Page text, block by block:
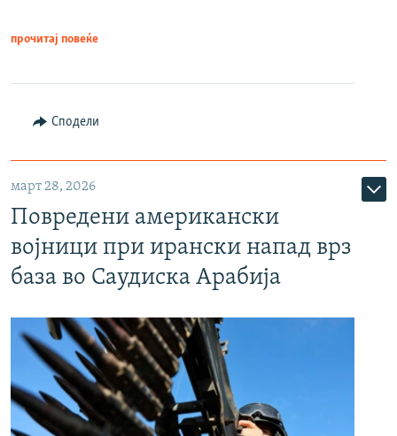
прочитај повеќе
Сподели
март 28, 2026
Повредени американски
војници при ирански напад врз
база во Саудиска Арабија